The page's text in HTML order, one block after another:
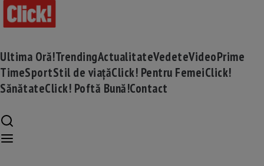
Ultima Oră!TrendingActualitateVedeteVideoPrime
TimeSportStil de viațăClick! Pentru FemeiClick!
SănătateClick! Poftă Bună!Contact